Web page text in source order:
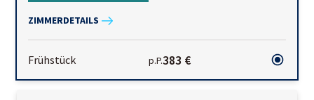
ZIMMERDETAILS
Frühstück p.P.383 €